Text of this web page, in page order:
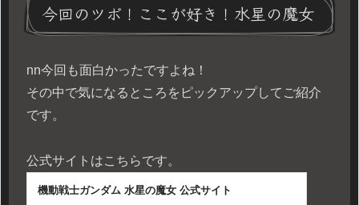
今回のツボ！ここが好き！水星の魔女
nn今回も面白かったですよね！
その中で気になるところをピックアップしてご紹介
です。
公式サイトはこちらです。